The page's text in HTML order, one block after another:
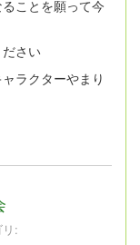
ことを願って今
さい
ラクターやまり
: